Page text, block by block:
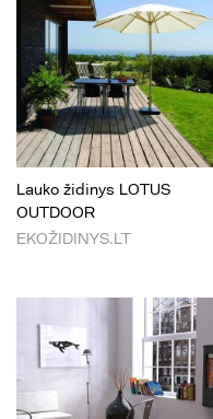
Lauko židinys LOTUS
OUTDOOR
EKOŽIDINYS.LT